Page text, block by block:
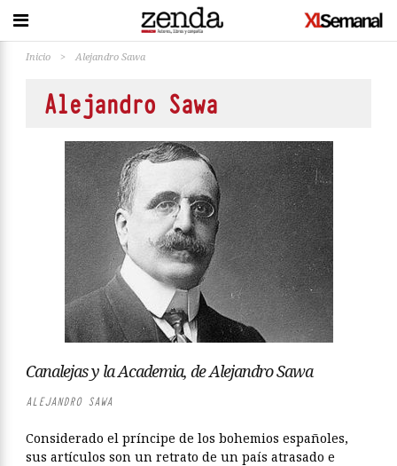
Inicio > Alejandro Sawa
Alejandro Sawa
Canalejas y la Academia, de Alejandro Sawa
ALEJANDRO SAWA
Considerado el príncipe de los bohemios españoles,
sus artículos son un retrato de un país atrasado e